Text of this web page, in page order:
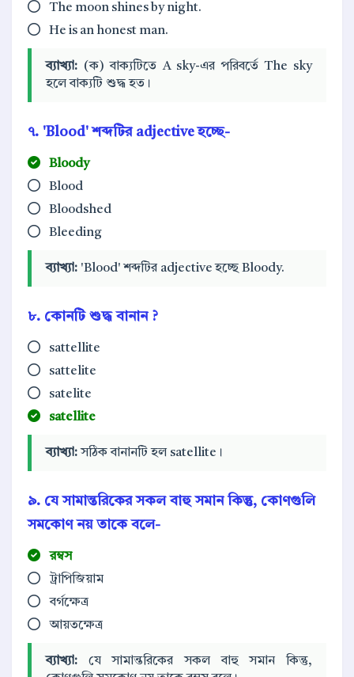
The moon shines by night.
He is an honest man.
ব্যাখ্যা: (ক) বাক্যটিতে A sky-এর পরিবর্তে The sky
হলে বাক্যটি শুদ্ধ হত।
৭. 'Blood' শব্দটির adjective হচ্ছে-
Bloody
Blood
Bloodshed
Bleeding
ব্যাখ্যা: 'Blood' শব্দটির adjective হচ্ছে Bloody.
৮. কোনটি শুদ্ধ বানান ?
sattellite
sattelite
satelite
satellite
ব্যাখ্যা:সঠিক বানানটি হল satellite।
৯. যে সামান্তরিকের সকল বাহু সমান কিন্তু, কোণগুলি
সমকোণ নয় তাকে বলে-
রম্বস
ট্রাপিজিয়াম
বর্গক্ষেত্র
আয়তক্ষেত্র
ব্যাখ্যা: যে সামান্তরিকের সকল বাহু সমান কিন্তু,